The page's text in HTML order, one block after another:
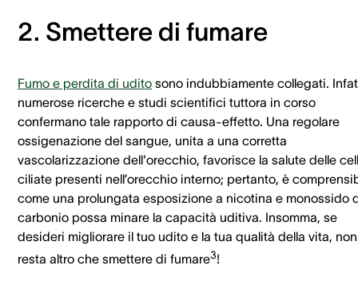
2. Smettere di fumare
Fumo e perdita di udito sono indubbiamente collegati.
numerose ricerche e studi scientifici tuttora in corso
confermano tale rapporto di causa-effetto. Una regolare
ossigenazione del sangue, unita a una corretta
vascolarizzazione dell'orecchio, favorisce la salute delle
ciliate presenti nell’orecchio interno; pertanto, è
come una prolungata esposizione a nicotina e monossido
carbonio possa minare la capacità uditiva. Insomma, se
desideri migliorare il tuo udito e la tua qualità della vita,
resta altro che smettere di fumare3!